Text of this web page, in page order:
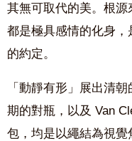
其無可取代的美。根
都是極具感情的化身
的約定。
「動靜有形」展出清
期的對瓶，以及 Van
包，均是以繩結為視